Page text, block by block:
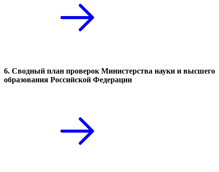
6. Сводный план проверок Министерства науки и высшего
образования Российской Федерации